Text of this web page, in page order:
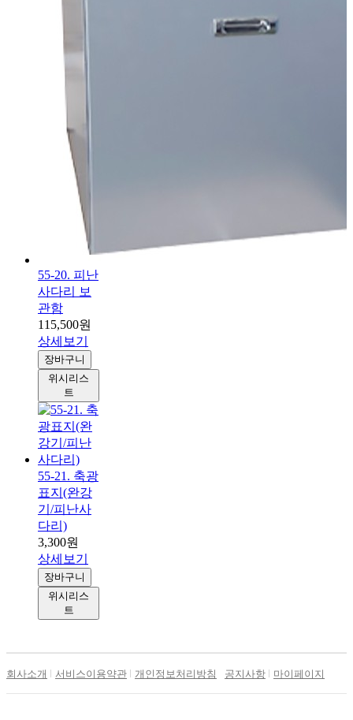
55-20. 피난
사다리 보
관함
115,500원
상세보기
장바구니
위시리스
트
55-21. 축광
표지(완강
기/피난사
다리)
3,300원
상세보기
장바구니
위시리스
트
회사소개 서비스이용약관 개인정보처리방침 공지사항 마이페이지